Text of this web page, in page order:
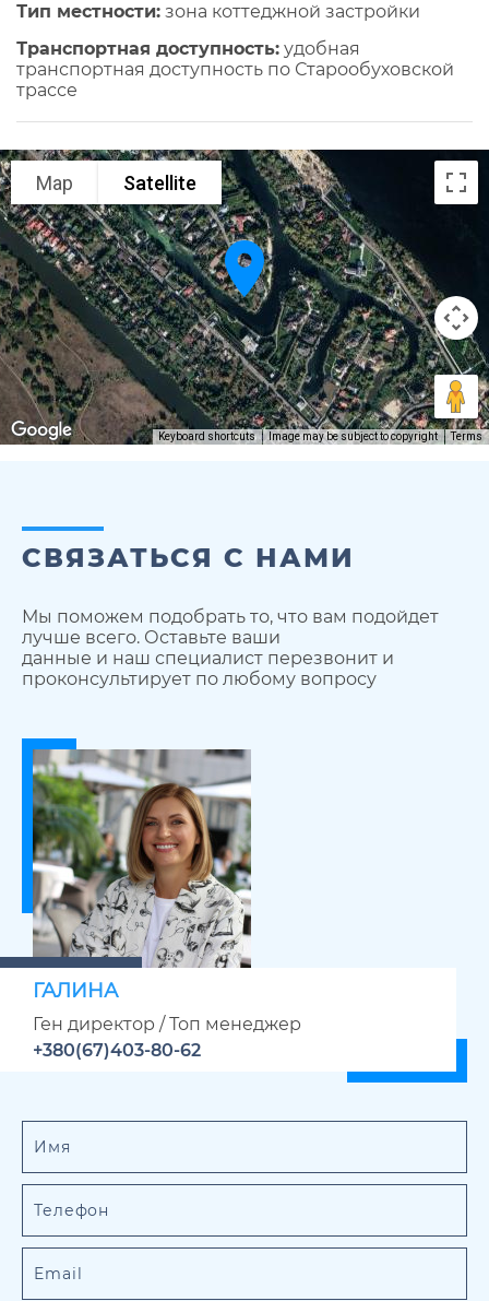
Тип местности: зона коттеджной застройки
Транспортная доступность: удобная
транспортная доступность по Старообуховской
трассе
Map Satellite
Keyboard shortcuts Image may be subject to copyright Terms
СВЯЗАТЬСЯ С НАМИ
Мы поможем подобрать то, что вам подойдет
лучше всего. Оставьте ваши
данные и наш специалист перезвонит и
проконсультирует по любому вопросу
ГАЛИНА
Ген директор / Топ менеджер
+380(67)403-80-62